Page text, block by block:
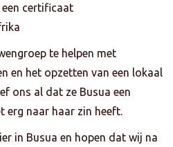
een certificaat
te helpen met
en het opzetten van een lokaal
ons al dat ze Busua een
erg naar haar zin heeft.
in Busua en hopen dat wij na